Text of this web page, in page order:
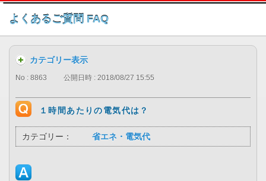
このページの本文へ
よくあるご質問 FAQ
カテゴリー表示
No : 8863 公開日時 : 2018/08/27 15:55
１時間あたりの電気代は？
カテゴリー： 省エネ・電気代